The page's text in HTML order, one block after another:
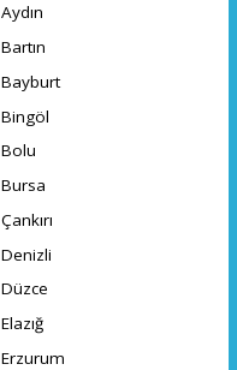
Aydın
Bartın
Bayburt
Bingöl
Bolu
Bursa
Çankırı
Denizli
Düzce
Elazığ
Erzurum